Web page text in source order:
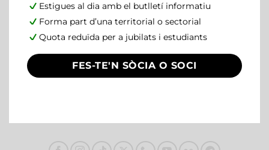
Estigues al dia amb el butlletí informatiu
Forma part d’una territorial o sectorial
Quota reduïda per a jubilats i estudiants
FES-TE'N SÒCIA O SOCI